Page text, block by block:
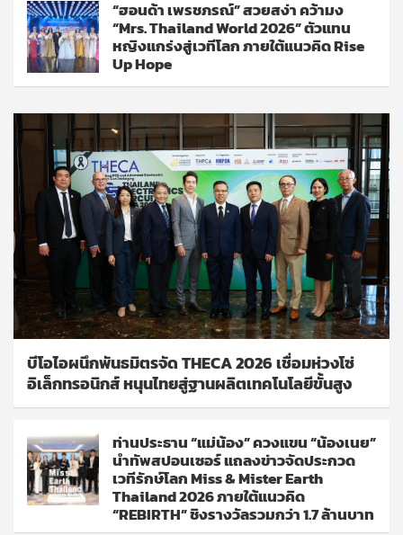
“ฮอนด้า เพรชภรณ์” สวยสง่า คว้ามง
“Mrs. Thailand World 2026” ตัวแทน
หญิงแกร่งสู่เวทีโลก ภายใต้แนวคิด Rise
Up Hope
บีโอไอผนึกพันธมิตรจัด THECA 2026 เชื่อมห่วงโซ่
อิเล็กทรอนิกส์ หนุนไทยสู่ฐานผลิตเทคโนโลยีขั้นสูง
ท่านประธาน “แม่น้อง” ควงแขน “น้องเนย”
นำทัพสปอนเซอร์ แถลงข่าวจัดประกวด
เวทีรักษ์โลก Miss & Mister Earth
Thailand 2026 ภายใต้แนวคิด
“REBIRTH” ชิงรางวัลรวมกว่า 1.7 ล้านบาท